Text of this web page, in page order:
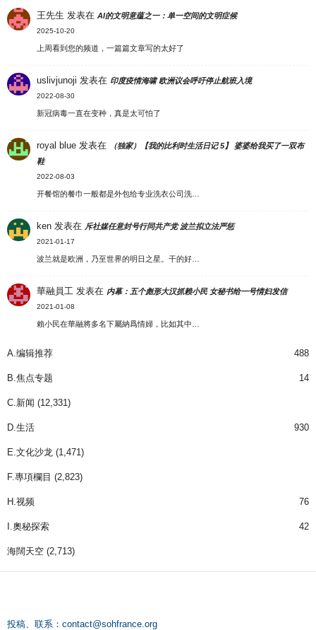
王先生 发表在AI的文明意蕴之一：单一空间的文明症候
2025-10-20
上周看到您的频道，一篇篇文章写的太好了
uslivjunoji 发表在 印度疫情海啸 欧洲议会呼吁停止航班入境
2022-08-30
新冠病毒一直在变种，真是太可怕了
royal blue 发表在
（独家）【我的比利时生活日记 5】 婆婆给我买了一双布
鞋
2022-08-03
开餐馆的餐巾一般都是外包给专业洗衣公司洗…
ken 发表在 斥社媒任意封号行同共产党 波兰拟立法严惩
2021-01-17
波兰就是欧洲，乃至世界的明日之星。干的好…
華融員工 发表在 内幕：五个彪形大汉抓赖小民 女秘书给一号情妇发信
2021-01-08
賴小民在華融將多名下屬納爲情婦，比如其中…
A.编辑推荐 488
B.焦点专题 14
C.新闻 (12,331)
D.生活 930
E.文化沙龙 (1,471)
F.專項欄目 (2,823)
H.视频 76
I.奧秘探索 42
海闊天空 (2,713)
投稿、联系： contact@sohfrance.org